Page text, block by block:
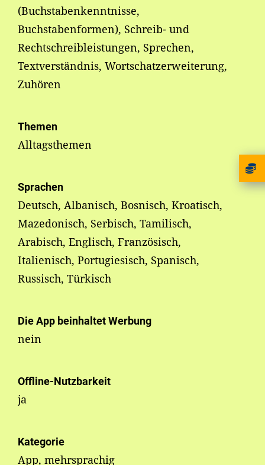
(Buchstabenkenntnisse,
Buchstabenformen), Schreib- und
Rechtschreibleistungen, Sprechen,
Textverständnis, Wortschatzerweiterung,
Zuhören
Themen
Alltagsthemen
Sprachen
Deutsch, Albanisch, Bosnisch, Kroatisch,
Mazedonisch, Serbisch, Tamilisch,
Arabisch, Englisch, Französisch,
Italienisch, Portugiesisch, Spanisch,
Russisch, Türkisch
Die App beinhaltet Werbung
nein
Offline-Nutzbarkeit
ja
Kategorie
App, mehrsprachig